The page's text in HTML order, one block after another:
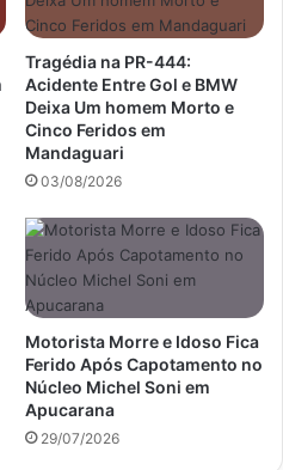
Tragédia na PR-444:
Acidente Entre Gol e BMW
Deixa Um homem Morto e
Cinco Feridos em
Mandaguari
03/08/2026
Motorista Morre e Idoso Fica
Ferido Após Capotamento no
Núcleo Michel Soni em
Apucarana
29/07/2026